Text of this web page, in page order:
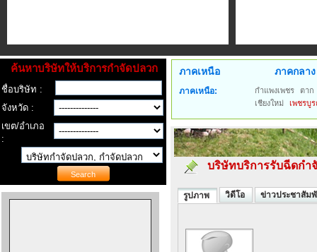
ค้นหาบริษัทให้บริการกำจัดปลวก
ชื่อบริษัท :
จังหวัด :
เขต/อำเภอ
:
ภาคเหนือ ภาคกลาง
ภาคเหนือ: กำแพงเพชร
ตาก
เชียงใหม่
เพชรบู
บริษัทบริการรับฉีดกำ
รูปภาพ วิดีโอ ข่าวประชาสัม